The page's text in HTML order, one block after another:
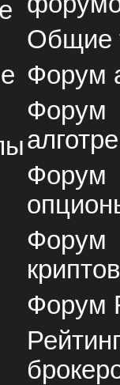
Общие
Форум
Форум
Форум
Форум
Форум